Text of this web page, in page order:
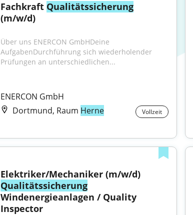
Fachkraft Qualitätssicherung
(m/w/d)
Über uns ENERCON GmbHDeine
AufgabenDurchführung sich wiederholender
Prüfungen an unterschiedlichen...
ENERCON GmbH
Dortmund, Raum Herne Vollzeit
Qualitätssicherung
Windenergieanlagen / Quality
Inspector